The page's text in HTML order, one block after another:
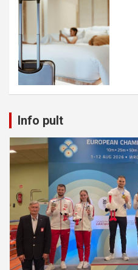
Info pult